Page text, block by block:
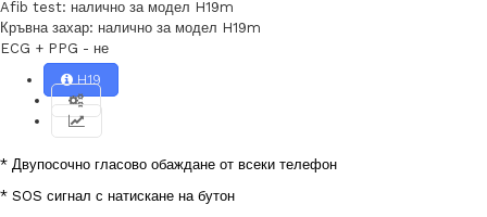
Afib test: налично за модел H19m
Кръвна захар: налично за модел H19m
ECG + PPG - не
H19
* Двупосочно гласово обаждане от всеки телефон
* SOS сигнал с натискане на бутон